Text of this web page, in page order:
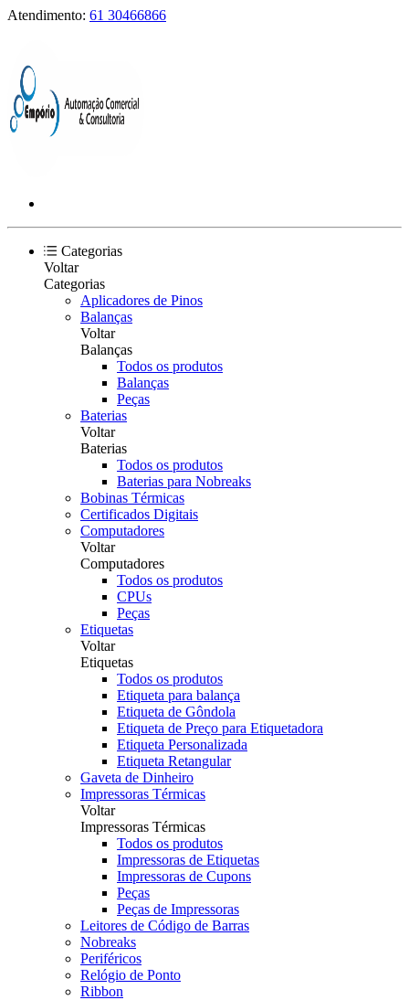
Atendimento: 61 30466866
Categorias
Voltar
Categorias
Aplicadores de Pinos
Balanças
Voltar
Balanças
Todos os produtos
Balanças
Peças
Baterias
Voltar
Baterias
Todos os produtos
Baterias para Nobreaks
Bobinas Térmicas
Certificados Digitais
Computadores
Voltar
Computadores
Todos os produtos
CPUs
Peças
Etiquetas
Voltar
Etiquetas
Todos os produtos
Etiqueta para balança
Etiqueta de Gôndola
Etiqueta de Preço para Etiquetadora
Etiqueta Personalizada
Etiqueta Retangular
Gaveta de Dinheiro
Impressoras Térmicas
Voltar
Impressoras Térmicas
Todos os produtos
Impressoras de Etiquetas
Impressoras de Cupons
Peças
Peças de Impressoras
Leitores de Código de Barras
Nobreaks
Periféricos
Relógio de Ponto
Ribbon